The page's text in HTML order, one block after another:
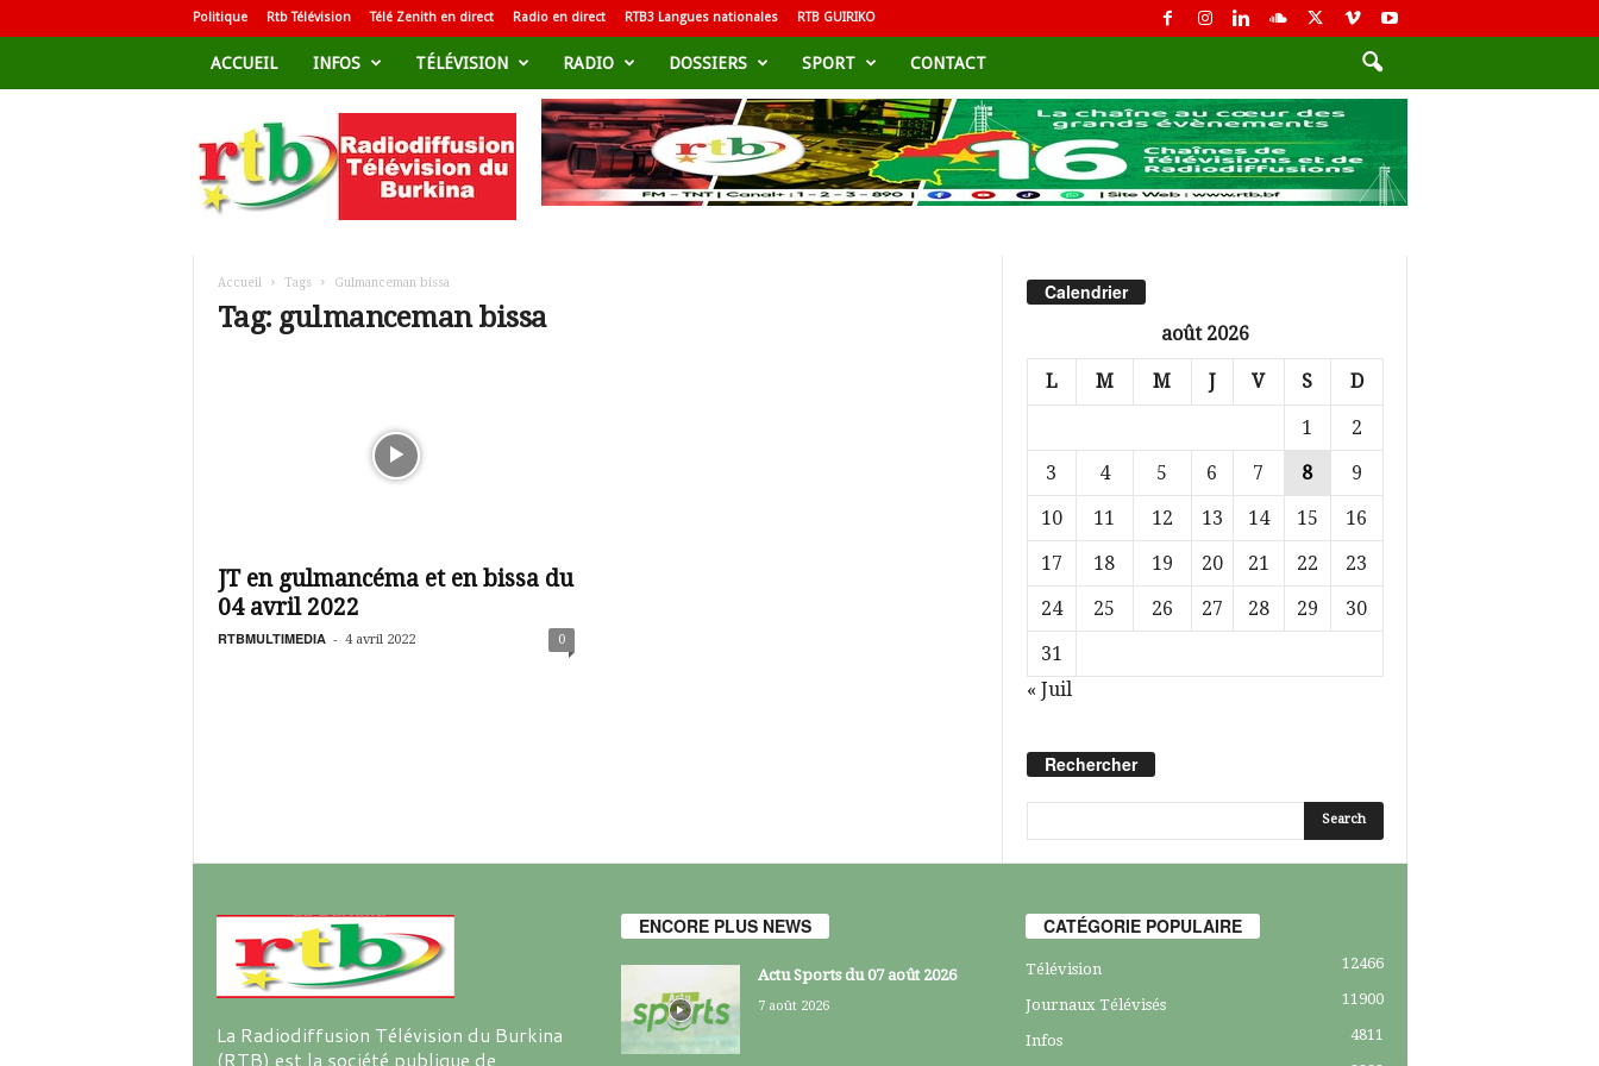
Politique Rtb Télévision Télé Zenith en direct Radio en direct RTB3 Langues nationales RTB GUIRIKO
ACCUEIL INFOS TÉLÉVISION RADIO DOSSIERS SPORT CONTACT
d
i
i
Accueil Tags Gulmanceman bissa
Tag: gulmanceman bissa
JT en gulmancéma et en bissa du
04 avril 2022
RTBMULTIMEDIA - 4 avril 2022 0
Calendrier
août 2026
L M M J V S D
1
2
3
4 5 6 7 8
9
10
11 12 13 14 15
16
17
18 19 20 21 22
23
24
25 26 27 28 29
30
31
« Juil
Rechercher
La Radiodiffusion Télévision du Burkina
(RTB) est la société publique de
ENCORE PLUS NEWS
Actu Sports du 07 août 2026
7 août 2026
CATÉGORIE POPULAIRE
Télévision 12466
Journaux Télévisés 11900
Infos
4811